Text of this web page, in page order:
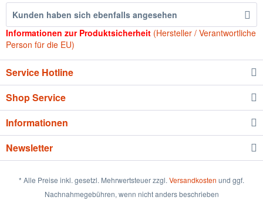
Kunden haben sich ebenfalls angesehen
Informationen zur Produktsicherheit (Hersteller / Verantwortliche
Person für die EU)
Service Hotline
Shop Service
Informationen
Newsletter
* Alle Preise inkl. gesetzl. Mehrwertsteuer zzgl. Versandkosten und ggf.
Nachnahmegebühren, wenn nicht anders beschrieben